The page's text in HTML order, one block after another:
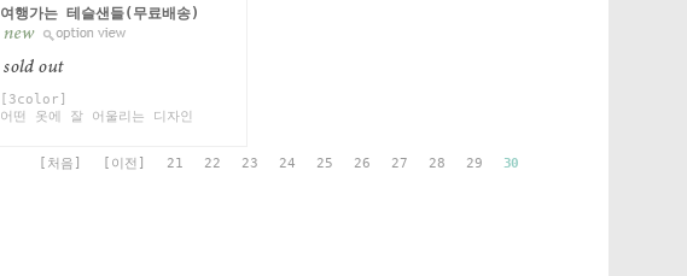
여행가는 테슬샌들(무료배송)
[3color]
어떤 옷에 잘 어울리는 디자인
[처음] [이전] 21 22 23 24 25 26 27 28 29 30